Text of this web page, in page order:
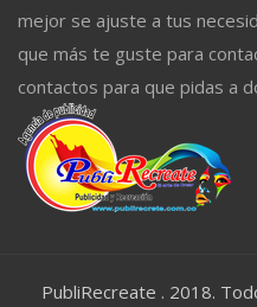
mejor se ajuste a tus
que más te guste para
contactos para que pidas a
PubliRecreate . 2018.